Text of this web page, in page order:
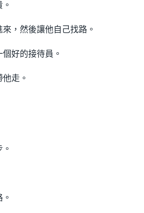
，然後讓他自己找路。
好的接待員。
走。